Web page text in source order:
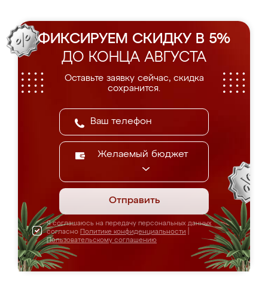
ФИКСИРУЕМ СКИДКУ В 5%
ДО КОНЦА АВГУСТА
Оставьте заявку сейчас, скидка
сохранится.
Желаемый бюджет
Отправить
Я соглашаюсь на передачу персональных данных
согласно Политике конфиденциальности
Пользовательскому соглашению